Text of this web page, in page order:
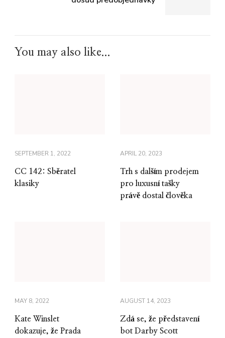
You may also like...
SEPTEMBER 1, 2022
CC 142: Sběratel
klasiky
APRIL 20, 2023
Trh s dalším prodejem
pro luxusní tašky
právě dostal člověka
MAY 8, 2022
Kate Winslet
dokazuje, že Prada
AUGUST 14, 2023
Zdá se, že představení
bot Darby Scott